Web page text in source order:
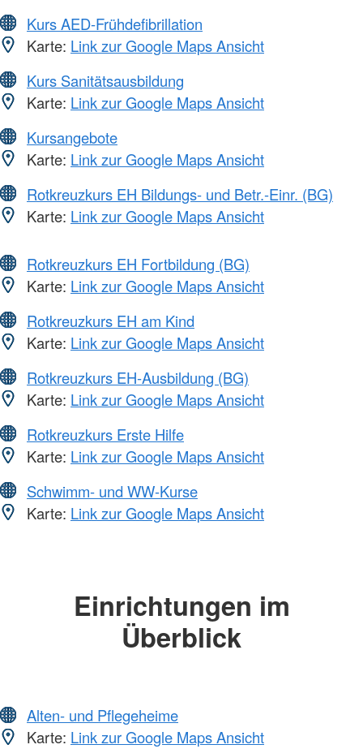
Kurs AED-Frühdefibrillation
Karte: Link zur Google Maps Ansicht
Kurs Sanitätsausbildung
Karte: Link zur Google Maps Ansicht
Kursangebote
Karte: Link zur Google Maps Ansicht
Rotkreuzkurs EH Bildungs- und Betr.-Einr. (BG)
Karte: Link zur Google Maps Ansicht
Rotkreuzkurs EH Fortbildung (BG)
Karte: Link zur Google Maps Ansicht
Rotkreuzkurs EH am Kind
Karte: Link zur Google Maps Ansicht
Rotkreuzkurs EH-Ausbildung (BG)
Karte: Link zur Google Maps Ansicht
Rotkreuzkurs Erste Hilfe
Karte: Link zur Google Maps Ansicht
Schwimm- und WW-Kurse
Karte: Link zur Google Maps Ansicht
Einrichtungen im
Überblick
Alten- und Pflegeheime
Karte: Link zur Google Maps Ansicht